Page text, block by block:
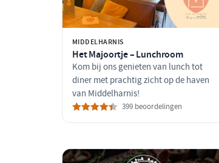
MIDDELHARNIS
Het Majoortje – Lunchroom
Kom bij ons genieten van lunch tot
diner met prachtig zicht op de haven
van Middelharnis!
399 beoordelingen